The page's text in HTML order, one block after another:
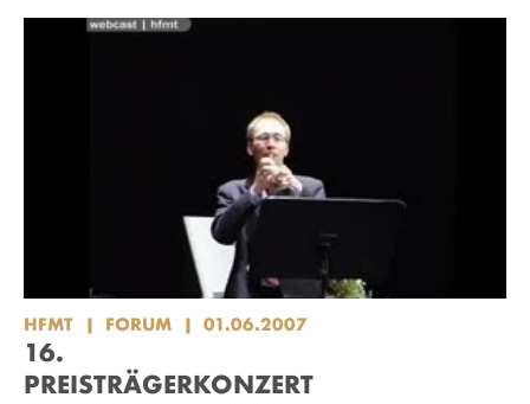
HFMT FORUM 01.06.2007
16.
PREISTRÄGERKONZERT